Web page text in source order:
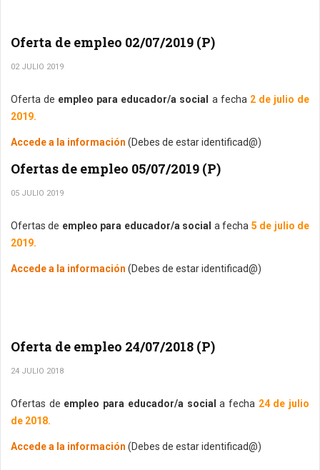
Oferta de empleo 02/07/2019 (P)
02 JULIO 2019
Oferta de empleo para educador/a social a fecha 2 de julio de
2019.
Accede a la información (Debes de estar identificad@)
Ofertas de empleo 05/07/2019 (P)
05 JULIO 2019
Ofertas de empleo para educador/a social a fecha 5 de julio de
2019.
Accede a la información (Debes de estar identificad@)
Oferta de empleo 24/07/2018 (P)
24 JULIO 2018
Ofertas de empleo para educador/a sociala fecha 24 de julio
de 2018.
Accede a la información (Debes de estar identificad@)